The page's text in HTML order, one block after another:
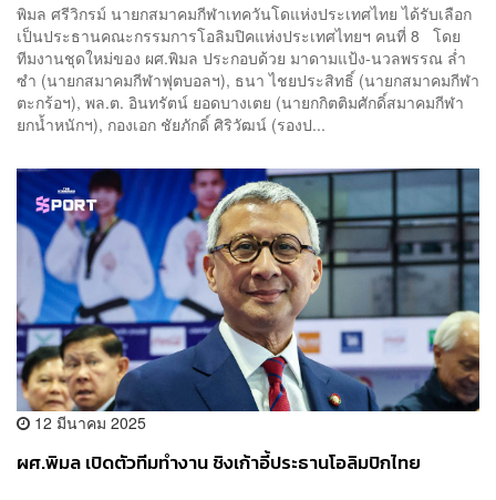
พิมล ศรีวิกรม์ นายกสมาคมกีฬาเทควันโดแห่งประเทศไทย ได้รับเลือก
เป็นประธานคณะกรรมการโอลิมปิคแห่งประเทศไทยฯ คนที่ 8 โดย
ทีมงานชุดใหม่ของ ผศ.พิมล ประกอบด้วย มาดามแป้ง-นวลพรรณ ล่ำ
ซำ (นายกสมาคมกีฬาฟุตบอลฯ), ธนา ไชยประสิทธิ์ (นายกสมาคมกีฬา
ตะกร้อฯ), พล.ต. อินทรัตน์ ยอดบางเตย (นายกกิตติมศักดิ์สมาคมกีฬา
ยกน้ำหนักฯ), กองเอก ชัยภักดิ์ ศิริวัฒน์ (รองป...
12 มีนาคม 2025
ผศ.พิมล เปิดตัวทีมทำงาน ชิงเก้าอี้ประธานโอลิมปิกไทย